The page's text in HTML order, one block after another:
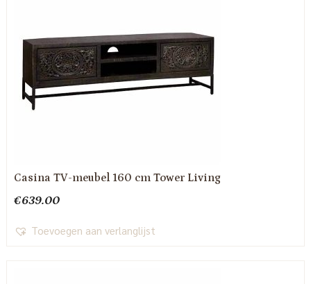
Casina TV-meubel 160 cm Tower Living
€639.00
Toevoegen aan verlanglijst